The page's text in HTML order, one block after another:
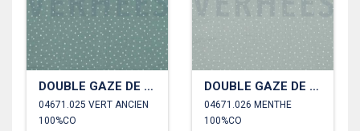
DOUBLE GAZE DE COTON PETITS POINTS
04671.025 VERT ANCIEN
100%CO
DOUBLE GAZE DE COTON PETITS POINTS
04671.026 MENTHE
100%CO